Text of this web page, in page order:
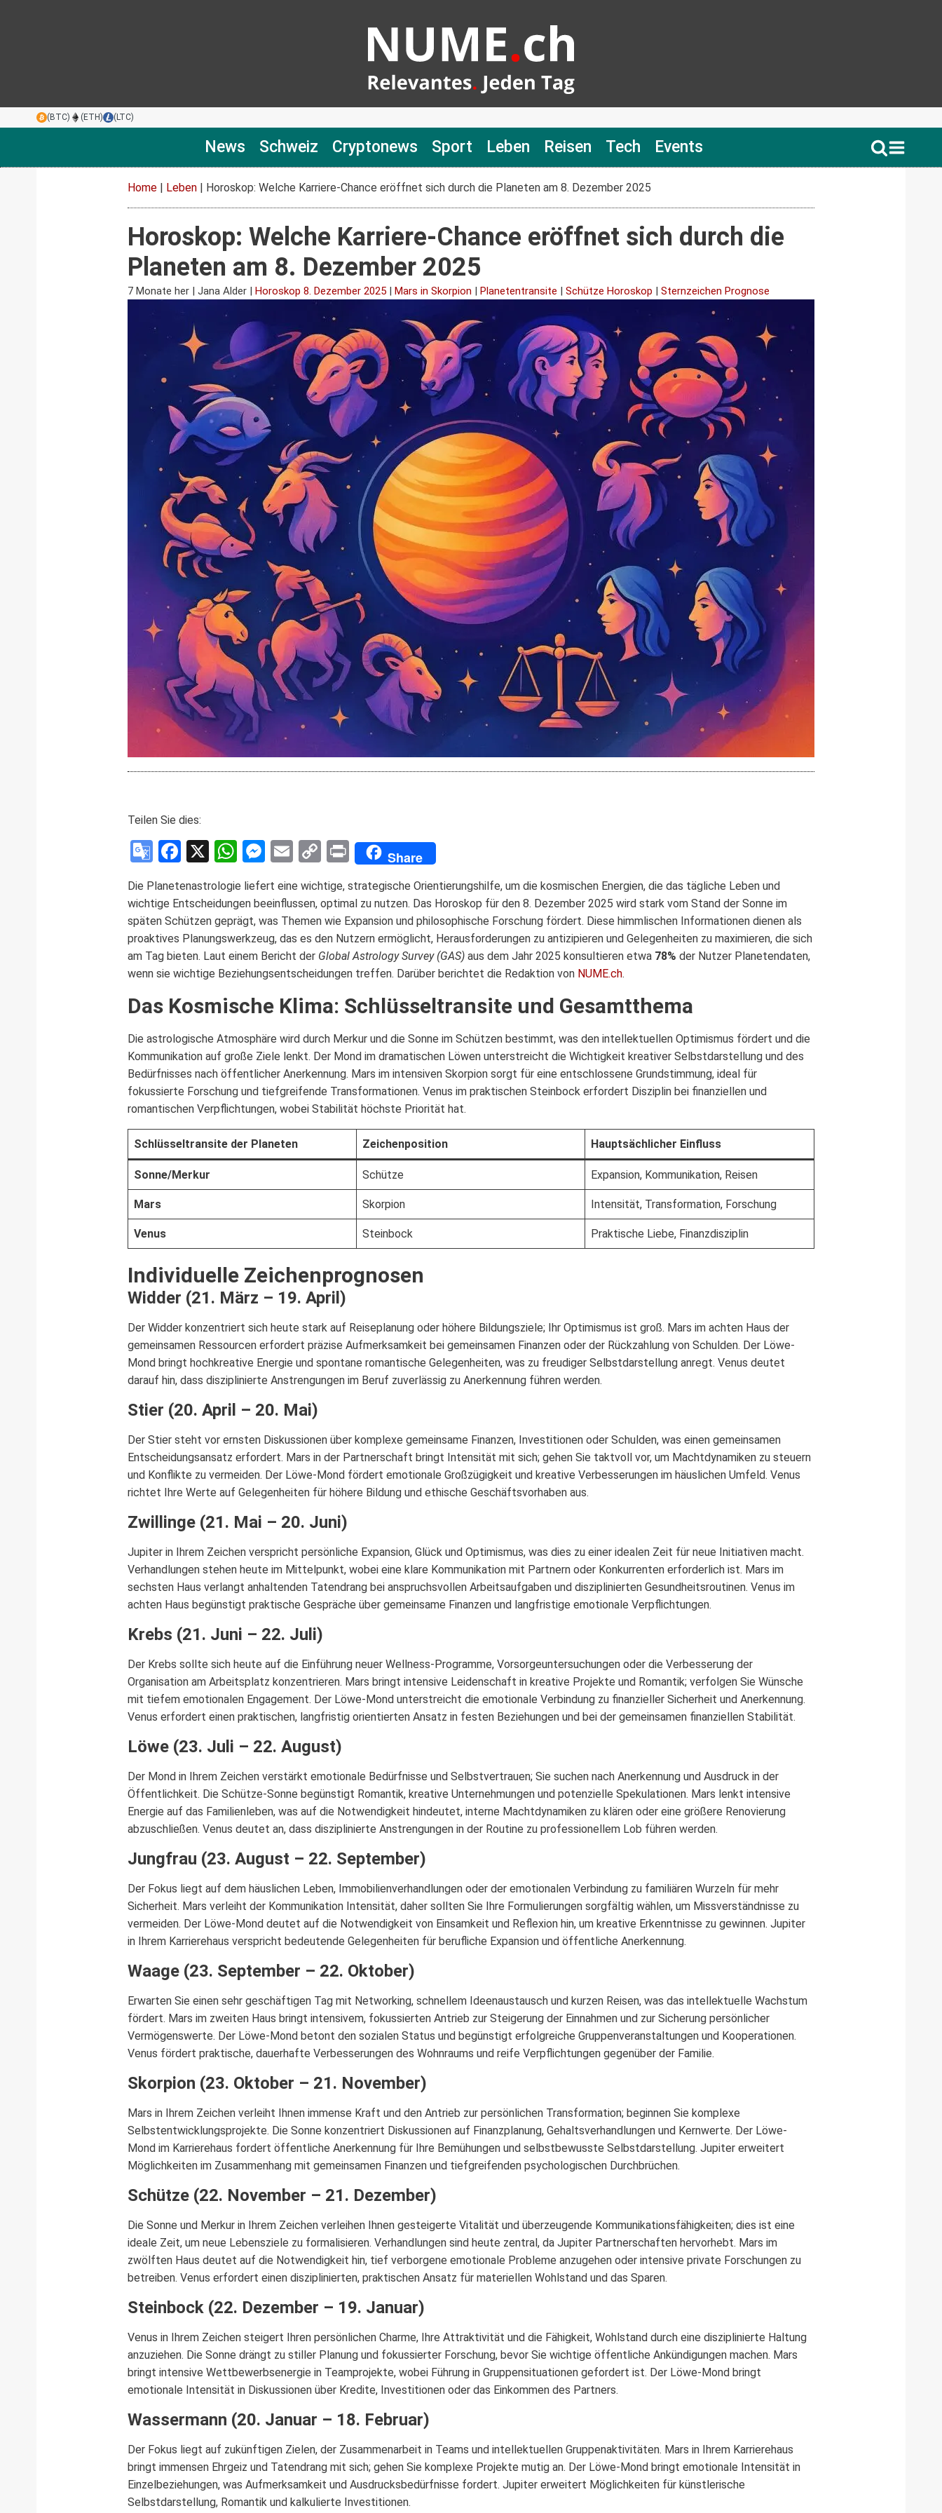
(BTC) (ETH) (LTC)
News Schweiz Cryptonews Sport Leben Reisen Tech Events
Home | Leben | Horoskop: Welche Karriere-Chance eröffnet sich durch die Planeten am 8. Dezember 2025
Horoskop: Welche Karriere-Chance eröffnet sich durch die
Planeten am 8. Dezember 2025
7 Monate her | Jana Alder | Horoskop 8. Dezember 2025 | Mars in Skorpion | Planetentransite | Schütze Horoskop | Sternzeichen Prognose
Teilen Sie dies:
Google
Facebook
X WhatsApp
Messenger
EmailCopy
Link
PrintShare
Die Planetenastrologie liefert eine wichtige, strategische Orientierungshilfe, um die kosmischen Energien, die das tägliche Leben und
wichtige Entscheidungen beeinflussen, optimal zu nutzen. Das Horoskop für den 8. Dezember 2025 wird stark vom Stand der Sonne im
späten Schützen geprägt, was Themen wie Expansion und philosophische Forschung fördert. Diese himmlischen Informationen dienen als
proaktives Planungswerkzeug, das es den Nutzern ermöglicht, Herausforderungen zu antizipieren und Gelegenheiten zu maximieren, die sich
am Tag bieten. Laut einem Bericht der Global Astrology Survey (GAS) aus dem Jahr 2025 konsultieren etwa 78% der Nutzer Planetendaten,
wenn sie wichtige Beziehungsentscheidungen treffen. Darüber berichtet die Redaktion von NUME.ch.
Das Kosmische Klima: Schlüsseltransite und Gesamtthema
Die astrologische Atmosphäre wird durch Merkur und die Sonne im Schützen bestimmt, was den intellektuellen Optimismus fördert und die
Kommunikation auf große Ziele lenkt. Der Mond im dramatischen Löwen unterstreicht die Wichtigkeit kreativer Selbstdarstellung und des
Bedürfnisses nach öffentlicher Anerkennung. Mars im intensiven Skorpion sorgt für eine entschlossene Grundstimmung, ideal für
fokussierte Forschung und tiefgreifende Transformationen. Venus im praktischen Steinbock erfordert Disziplin bei finanziellen und
romantischen Verpflichtungen, wobei Stabilität höchste Priorität hat.
Schlüsseltransite der Planeten Zeichenposition Hauptsächlicher Einfluss
Sonne/Merkur Schütze Expansion, Kommunikation, Reisen
Mars Skorpion Intensität, Transformation, Forschung
Venus Steinbock Praktische Liebe, Finanzdisziplin
Individuelle Zeichenprognosen
Widder (21. März – 19. April)
Der Widder konzentriert sich heute stark auf Reiseplanung oder höhere Bildungsziele; Ihr Optimismus ist groß. Mars im achten Haus der
gemeinsamen Ressourcen erfordert präzise Aufmerksamkeit bei gemeinsamen Finanzen oder der Rückzahlung von Schulden. Der Löwe-
Mond bringt hochkreative Energie und spontane romantische Gelegenheiten, was zu freudiger Selbstdarstellung anregt. Venus deutet
darauf hin, dass disziplinierte Anstrengungen im Beruf zuverlässig zu Anerkennung führen werden.
Stier (20. April – 20. Mai)
Der Stier steht vor ernsten Diskussionen über komplexe gemeinsame Finanzen, Investitionen oder Schulden, was einen gemeinsamen
Entscheidungsansatz erfordert. Mars in der Partnerschaft bringt Intensität mit sich; gehen Sie taktvoll vor, um Machtdynamiken zu steuern
und Konflikte zu vermeiden. Der Löwe-Mond fördert emotionale Großzügigkeit und kreative Verbesserungen im häuslichen Umfeld. Venus
richtet Ihre Werte auf Gelegenheiten für höhere Bildung und ethische Geschäftsvorhaben aus.
Zwillinge (21. Mai – 20. Juni)
Jupiter in Ihrem Zeichen verspricht persönliche Expansion, Glück und Optimismus, was dies zu einer idealen Zeit für neue Initiativen macht.
Verhandlungen stehen heute im Mittelpunkt, wobei eine klare Kommunikation mit Partnern oder Konkurrenten erforderlich ist. Mars im
sechsten Haus verlangt anhaltenden Tatendrang bei anspruchsvollen Arbeitsaufgaben und disziplinierten Gesundheitsroutinen. Venus im
achten Haus begünstigt praktische Gespräche über gemeinsame Finanzen und langfristige emotionale Verpflichtungen.
Krebs (21. Juni – 22. Juli)
Der Krebs sollte sich heute auf die Einführung neuer Wellness-Programme, Vorsorgeuntersuchungen oder die Verbesserung der
Organisation am Arbeitsplatz konzentrieren. Mars bringt intensive Leidenschaft in kreative Projekte und Romantik; verfolgen Sie Wünsche
mit tiefem emotionalen Engagement. Der Löwe-Mond unterstreicht die emotionale Verbindung zu finanzieller Sicherheit und Anerkennung.
Venus erfordert einen praktischen, langfristig orientierten Ansatz in festen Beziehungen und bei der gemeinsamen finanziellen Stabilität.
Löwe (23. Juli – 22. August)
Der Mond in Ihrem Zeichen verstärkt emotionale Bedürfnisse und Selbstvertrauen; Sie suchen nach Anerkennung und Ausdruck in der
Öffentlichkeit. Die Schütze-Sonne begünstigt Romantik, kreative Unternehmungen und potenzielle Spekulationen. Mars lenkt intensive
Energie auf das Familienleben, was auf die Notwendigkeit hindeutet, interne Machtdynamiken zu klären oder eine größere Renovierung
abzuschließen. Venus deutet an, dass disziplinierte Anstrengungen in der Routine zu professionellem Lob führen werden.
Jungfrau (23. August – 22. September)
Der Fokus liegt auf dem häuslichen Leben, Immobilienverhandlungen oder der emotionalen Verbindung zu familiären Wurzeln für mehr
Sicherheit. Mars verleiht der Kommunikation Intensität, daher sollten Sie Ihre Formulierungen sorgfältig wählen, um Missverständnisse zu
vermeiden. Der Löwe-Mond deutet auf die Notwendigkeit von Einsamkeit und Reflexion hin, um kreative Erkenntnisse zu gewinnen. Jupiter
in Ihrem Karrierehaus verspricht bedeutende Gelegenheiten für berufliche Expansion und öffentliche Anerkennung.
Waage (23. September – 22. Oktober)
Erwarten Sie einen sehr geschäftigen Tag mit Networking, schnellem Ideenaustausch und kurzen Reisen, was das intellektuelle Wachstum
fördert. Mars im zweiten Haus bringt intensivem, fokussierten Antrieb zur Steigerung der Einnahmen und zur Sicherung persönlicher
Vermögenswerte. Der Löwe-Mond betont den sozialen Status und begünstigt erfolgreiche Gruppenveranstaltungen und Kooperationen.
Venus fördert praktische, dauerhafte Verbesserungen des Wohnraums und reife Verpflichtungen gegenüber der Familie.
Skorpion (23. Oktober – 21. November)
Mars in Ihrem Zeichen verleiht Ihnen immense Kraft und den Antrieb zur persönlichen Transformation; beginnen Sie komplexe
Selbstentwicklungsprojekte. Die Sonne konzentriert Diskussionen auf Finanzplanung, Gehaltsverhandlungen und Kernwerte. Der Löwe-
Mond im Karrierehaus fordert öffentliche Anerkennung für Ihre Bemühungen und selbstbewusste Selbstdarstellung. Jupiter erweitert
Möglichkeiten im Zusammenhang mit gemeinsamen Finanzen und tiefgreifenden psychologischen Durchbrüchen.
Schütze (22. November – 21. Dezember)
Die Sonne und Merkur in Ihrem Zeichen verleihen Ihnen gesteigerte Vitalität und überzeugende Kommunikationsfähigkeiten; dies ist eine
ideale Zeit, um neue Lebensziele zu formalisieren. Verhandlungen sind heute zentral, da Jupiter Partnerschaften hervorhebt. Mars im
zwölften Haus deutet auf die Notwendigkeit hin, tief verborgene emotionale Probleme anzugehen oder intensive private Forschungen zu
betreiben. Venus erfordert einen disziplinierten, praktischen Ansatz für materiellen Wohlstand und das Sparen.
Steinbock (22. Dezember – 19. Januar)
Venus in Ihrem Zeichen steigert Ihren persönlichen Charme, Ihre Attraktivität und die Fähigkeit, Wohlstand durch eine disziplinierte Haltung
anzuziehen. Die Sonne drängt zu stiller Planung und fokussierter Forschung, bevor Sie wichtige öffentliche Ankündigungen machen. Mars
bringt intensive Wettbewerbsenergie in Teamprojekte, wobei Führung in Gruppensituationen gefordert ist. Der Löwe-Mond bringt
emotionale Intensität in Diskussionen über Kredite, Investitionen oder das Einkommen des Partners.
Wassermann (20. Januar – 18. Februar)
Der Fokus liegt auf zukünftigen Zielen, der Zusammenarbeit in Teams und intellektuellen Gruppenaktivitäten. Mars in Ihrem Karrierehaus
bringt immensen Ehrgeiz und Tatendrang mit sich; gehen Sie komplexe Projekte mutig an. Der Löwe-Mond bringt emotionale Intensität in
Einzelbeziehungen, was Aufmerksamkeit und Ausdrucksbedürfnisse fordert. Jupiter erweitert Möglichkeiten für künstlerische
Selbstdarstellung, Romantik und kalkulierte Investitionen.